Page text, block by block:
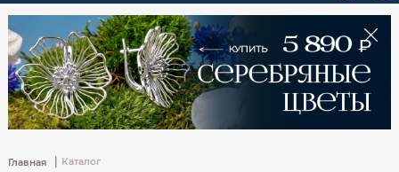
Главная Каталог